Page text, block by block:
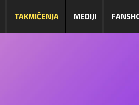
TAKMIČENJA MEDIJI